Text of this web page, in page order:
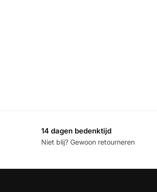
14 dagen bedenktijd
Niet blij? Gewoon retourneren